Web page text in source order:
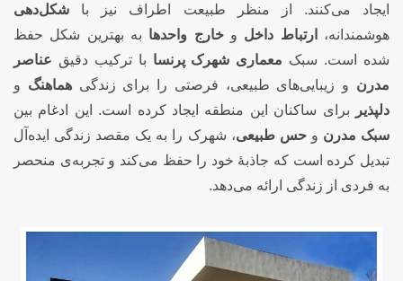
ایجاد می‌کنند. از منظر طبیعت اطراف نیز با شکل‌دهی
هوشمندانه،
ارتباط داخل وخارج واحدها به بهترین شکل حفظ
شده است. سبک معماری شهرک پرنسا با ترکیب دقیق عناصر
مدرن و زیبایی‌های طبیعی، فرصتی را برای زندگیهماهنگ و
دلپذیر
برای ساکنان این منطقه ایجاد کرده است. این ادغام بین
سبک مدرن وحس طبیعی، شهرک را به یک مقصد زندگی ایده‌آل
تبدیل کرده است که جاذبهٔ خود را حفظ می‌کند و تجربه‌ی منحصر
به فردی از زندگی ارائه می‌دهد.